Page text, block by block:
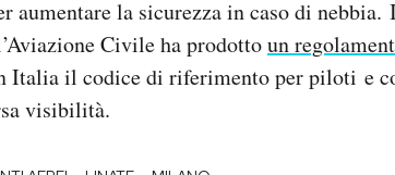
aumentare la sicurezza in caso di
Civile ha prodottoun
Italia il codice di riferimento per piloti e
visibilità.